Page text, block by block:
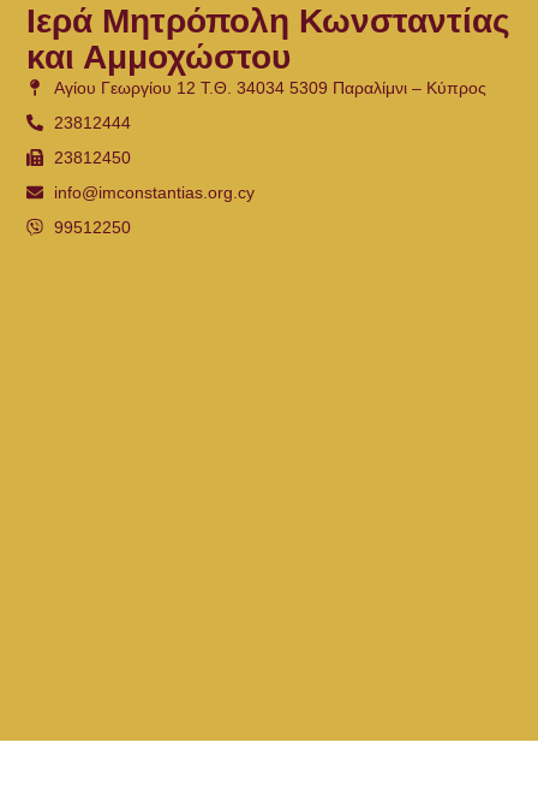
Ιερά Μητρόπολη Κωνσταντίας
και Αμμοχώστου
Αγίου Γεωργίου 12 Τ.Θ. 34034 5309 Παραλίμνι – Κύπρος
23812444
23812450
info@imconstantias.org.cy
99512250